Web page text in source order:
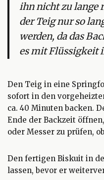
ihn nicht zu lange
der Teig nur so
werden, da das
es mit Flüssigkeit
Den Teig in eine
sofort in den
ca. 40 Minuten backen.
Ende der Backzeit
oder Messer zu prüfen,
Den fertigen Biskuit in
lassen, bevor er